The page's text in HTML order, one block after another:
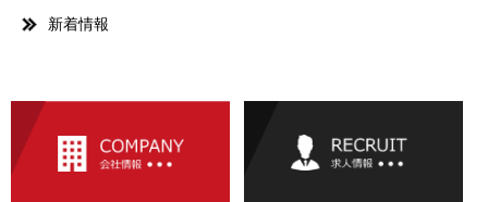
新着情報